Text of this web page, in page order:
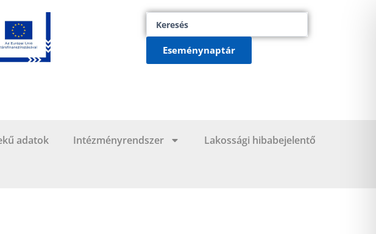
Eseménynaptár
adatok Intézményrendszer Lakossági hibabejelentő